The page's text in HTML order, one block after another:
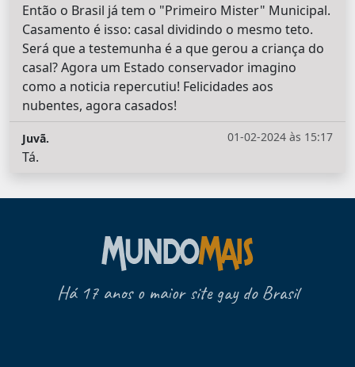
Então o Brasil já tem o "Primeiro Mister" Municipal.
Casamento é isso: casal dividindo o mesmo teto.
Será que a testemunha é a que gerou a criança do
casal? Agora um Estado conservador imagino
como a noticia repercutiu! Felicidades aos
nubentes, agora casados!
01-02-2024 às 15:17
Juvã.
Tá.
Há 17 anos o maior site gay do Brasil